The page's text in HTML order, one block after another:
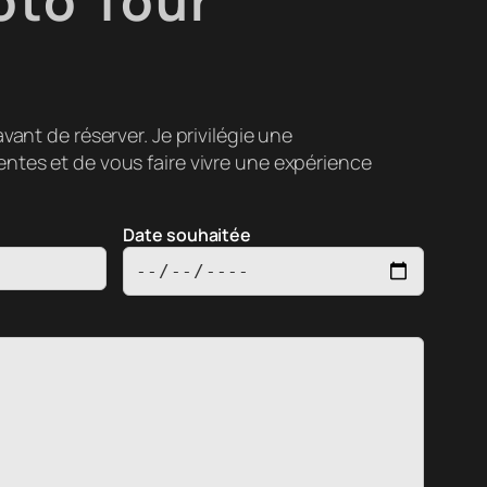
de réserver. Je privilégie une
et de vous faire vivre une expérience
Date souhaitée